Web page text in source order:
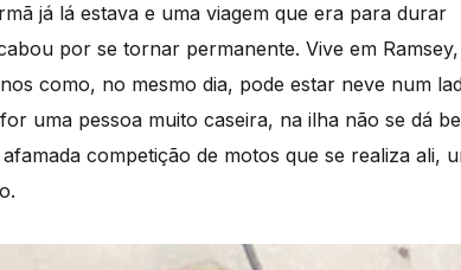
já lá estava e uma viagem que era para durar
por se tornar permanente. Vive em
como, no mesmo dia, pode estar neve num
uma pessoa muito caseira, na ilha não se dá
competição de motos que se realiza ali,